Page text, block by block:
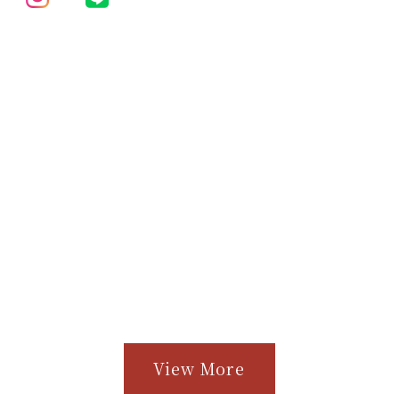
View More